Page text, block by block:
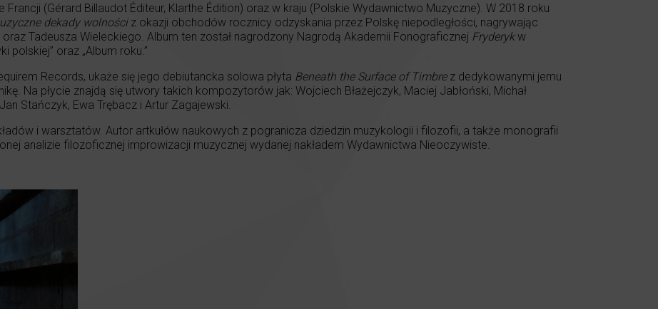
(Gérard Billaudot Éditeur, Klarthe Édition) oraz w kraju (Polskie Wydawnictwo Muzyczne). W 2018 roku
dekady wolnościz okazji obchodów rocznicy odzyskania przez Polskę niepodległości, nagrywając
Tadeusza Wieleckiego. Album ten został nagrodzony Nagrodą Akademii Fonograficznej Fryderykw
polskiej” oraz „Album roku.”
Records, ukaże się jego debiutancka solowa płyta Beneath the Surface of Timbrez dedykowanymi jemu
Na płycie znajdą się utwory takich kompozytorów jak: Wojciech Błażejczyk, Maciej Jabłoński, Michał
Stańczyk, Ewa Trębacz i Artur Zagajewski.
i warsztatów. Autor artkułów naukowych z pogranicza dziedzin muzykologii i filozofii, a także monografii
analizie filozoficznej improwizacji muzycznej wydanej nakładem Wydawnictwa Nieoczywiste.